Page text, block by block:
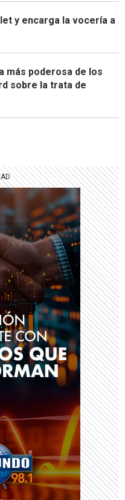
y encarga la vocería a
más poderosa de los
sobre la trata de